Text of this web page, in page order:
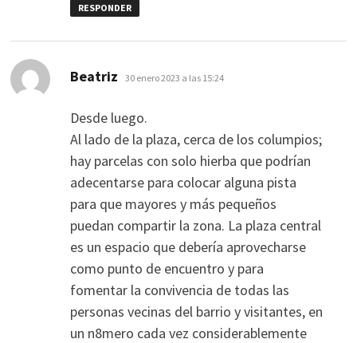
RESPONDER
Beatriz dice:
30 enero 2023 a las 15:24
Desde luego.
Al lado de la plaza, cerca de los columpios;
hay parcelas con solo hierba que podrían
adecentarse para colocar alguna pista
para que mayores y más pequeños
puedan compartir la zona. La plaza central
es un espacio que debería aprovecharse
como punto de encuentro y para
fomentar la convivencia de todas las
personas vecinas del barrio y visitantes, en
un n8mero cada vez considerablemente